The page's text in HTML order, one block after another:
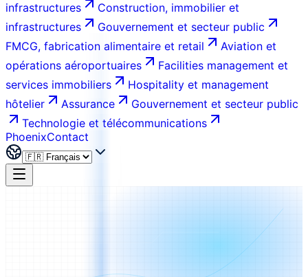
infrastructures
Construction, immobilier et
infrastructures
Gouvernement et secteur public
FMCG, fabrication alimentaire et retail
Aviation et
opérations aéroportuaires
Facilities management et
services immobiliers
Hospitality et management
hôtelier
Assurance
Gouvernement et secteur public
Technologie et télécommunications
PhoenixContact